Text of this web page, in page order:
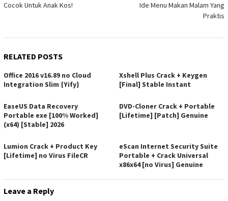
Cocok Untuk Anak Kos!
Ide Menu Makan Malam Yang
Praktis
RELATED POSTS
Office 2016 v16.89 no Cloud
Integration Slim {Yify}
Xshell Plus Crack + Keygen
[Final] Stable Instant
EaseUS Data Recovery
Portable exe [100% Worked]
(x64) [Stable] 2026
DVD-Cloner Crack + Portable
[Lifetime] [Patch] Genuine
Lumion Crack + Product Key
[Lifetime] no Virus FileCR
eScan Internet Security Suite
Portable + Crack Universal
x86x64 [no Virus] Genuine
Leave a Reply